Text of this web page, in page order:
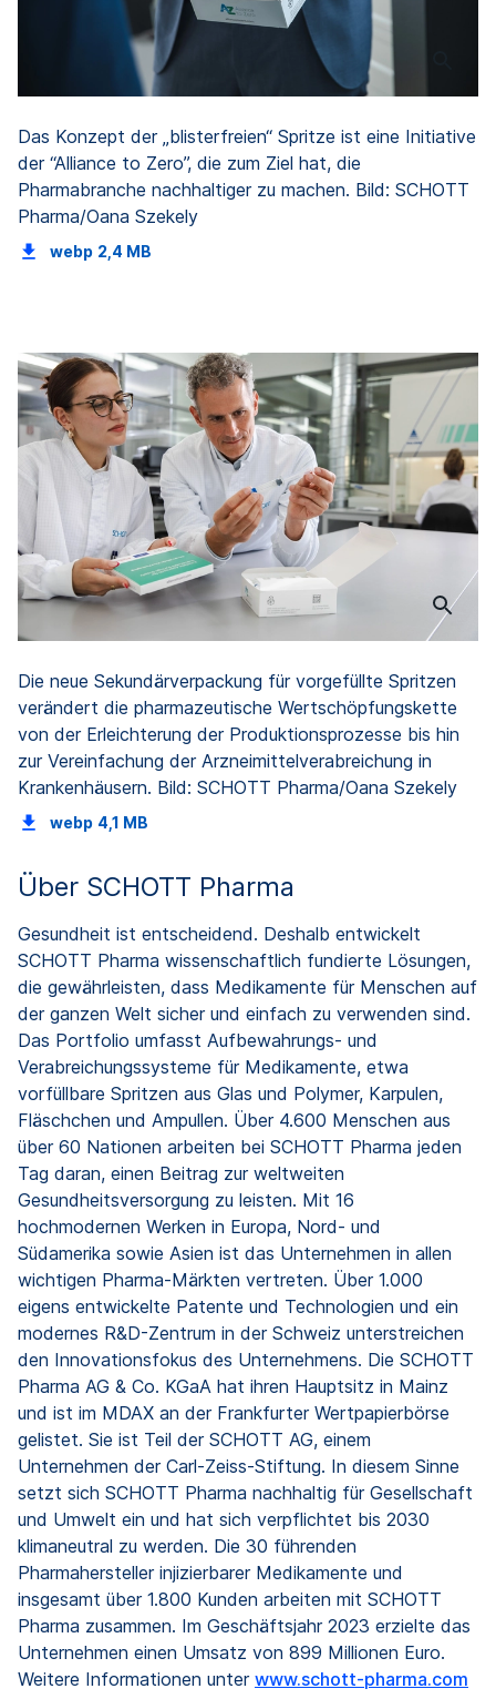
Das Konzept der „blisterfreien“ Spritze ist eine Initiative
der “Alliance to Zero”, die zum Ziel hat, die
Pharmabranche nachhaltiger zu machen. Bild: SCHOTT
Pharma/Oana Szekely
webp 2,4 MB
Die neue Sekundärverpackung für vorgefüllte Spritzen
verändert die pharmazeutische Wertschöpfungskette
von der Erleichterung der Produktionsprozesse bis hin
zur Vereinfachung der Arzneimittelverabreichung in
Krankenhäusern. Bild: SCHOTT Pharma/Oana Szekely
webp 4,1 MB
Über SCHOTT Pharma
Gesundheit ist entscheidend. Deshalb entwickelt
SCHOTT Pharma wissenschaftlich fundierte Lösungen,
die gewährleisten, dass Medikamente für Menschen auf
der ganzen Welt sicher und einfach zu verwenden sind.
Das Portfolio umfasst Aufbewahrungs- und
Verabreichungssysteme für Medikamente, etwa
vorfüllbare Spritzen aus Glas und Polymer, Karpulen,
Fläschchen und Ampullen. Über 4.600 Menschen aus
über 60 Nationen arbeiten bei SCHOTT Pharma jeden
Tag daran, einen Beitrag zur weltweiten
Gesundheitsversorgung zu leisten. Mit 16
hochmodernen Werken in Europa, Nord- und
Südamerika sowie Asien ist das Unternehmen in allen
wichtigen Pharma-Märkten vertreten. Über 1.000
eigens entwickelte Patente und Technologien und ein
modernes R&D-Zentrum in der Schweiz unterstreichen
den Innovationsfokus des Unternehmens. Die SCHOTT
Pharma AG & Co. KGaA hat ihren Hauptsitz in Mainz
und ist im MDAX an der Frankfurter Wertpapierbörse
gelistet. Sie ist Teil der SCHOTT AG, einem
Unternehmen der Carl-Zeiss-Stiftung. In diesem Sinne
setzt sich SCHOTT Pharma nachhaltig für Gesellschaft
und Umwelt ein und hat sich verpflichtet bis 2030
klimaneutral zu werden. Die 30 führenden
Pharmahersteller injizierbarer Medikamente und
insgesamt über 1.800 Kunden arbeiten mit SCHOTT
Pharma zusammen. Im Geschäftsjahr 2023 erzielte das
Unternehmen einen Umsatz von 899 Millionen Euro.
Weitere Informationen unter www.schott-pharma.com